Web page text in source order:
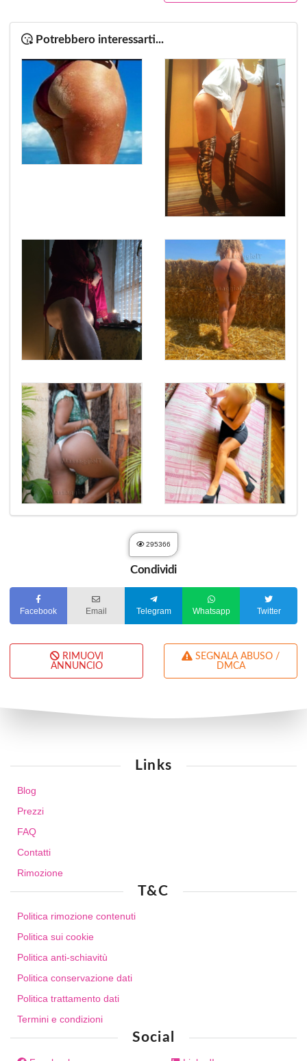
Potrebbero interessarti...
295366
Condividi
Facebook Email Telegram Whatsapp Twitter
RIMUOVI
ANNUNCIO
DMCA
Links
Blog
Prezzi
FAQ
Contatti
Rimozione
T&C
Politica rimozione contenuti
Politica sui cookie
Politica anti-schiavitù
Politica conservazione dati
Politica trattamento dati
Termini e condizioni
Social